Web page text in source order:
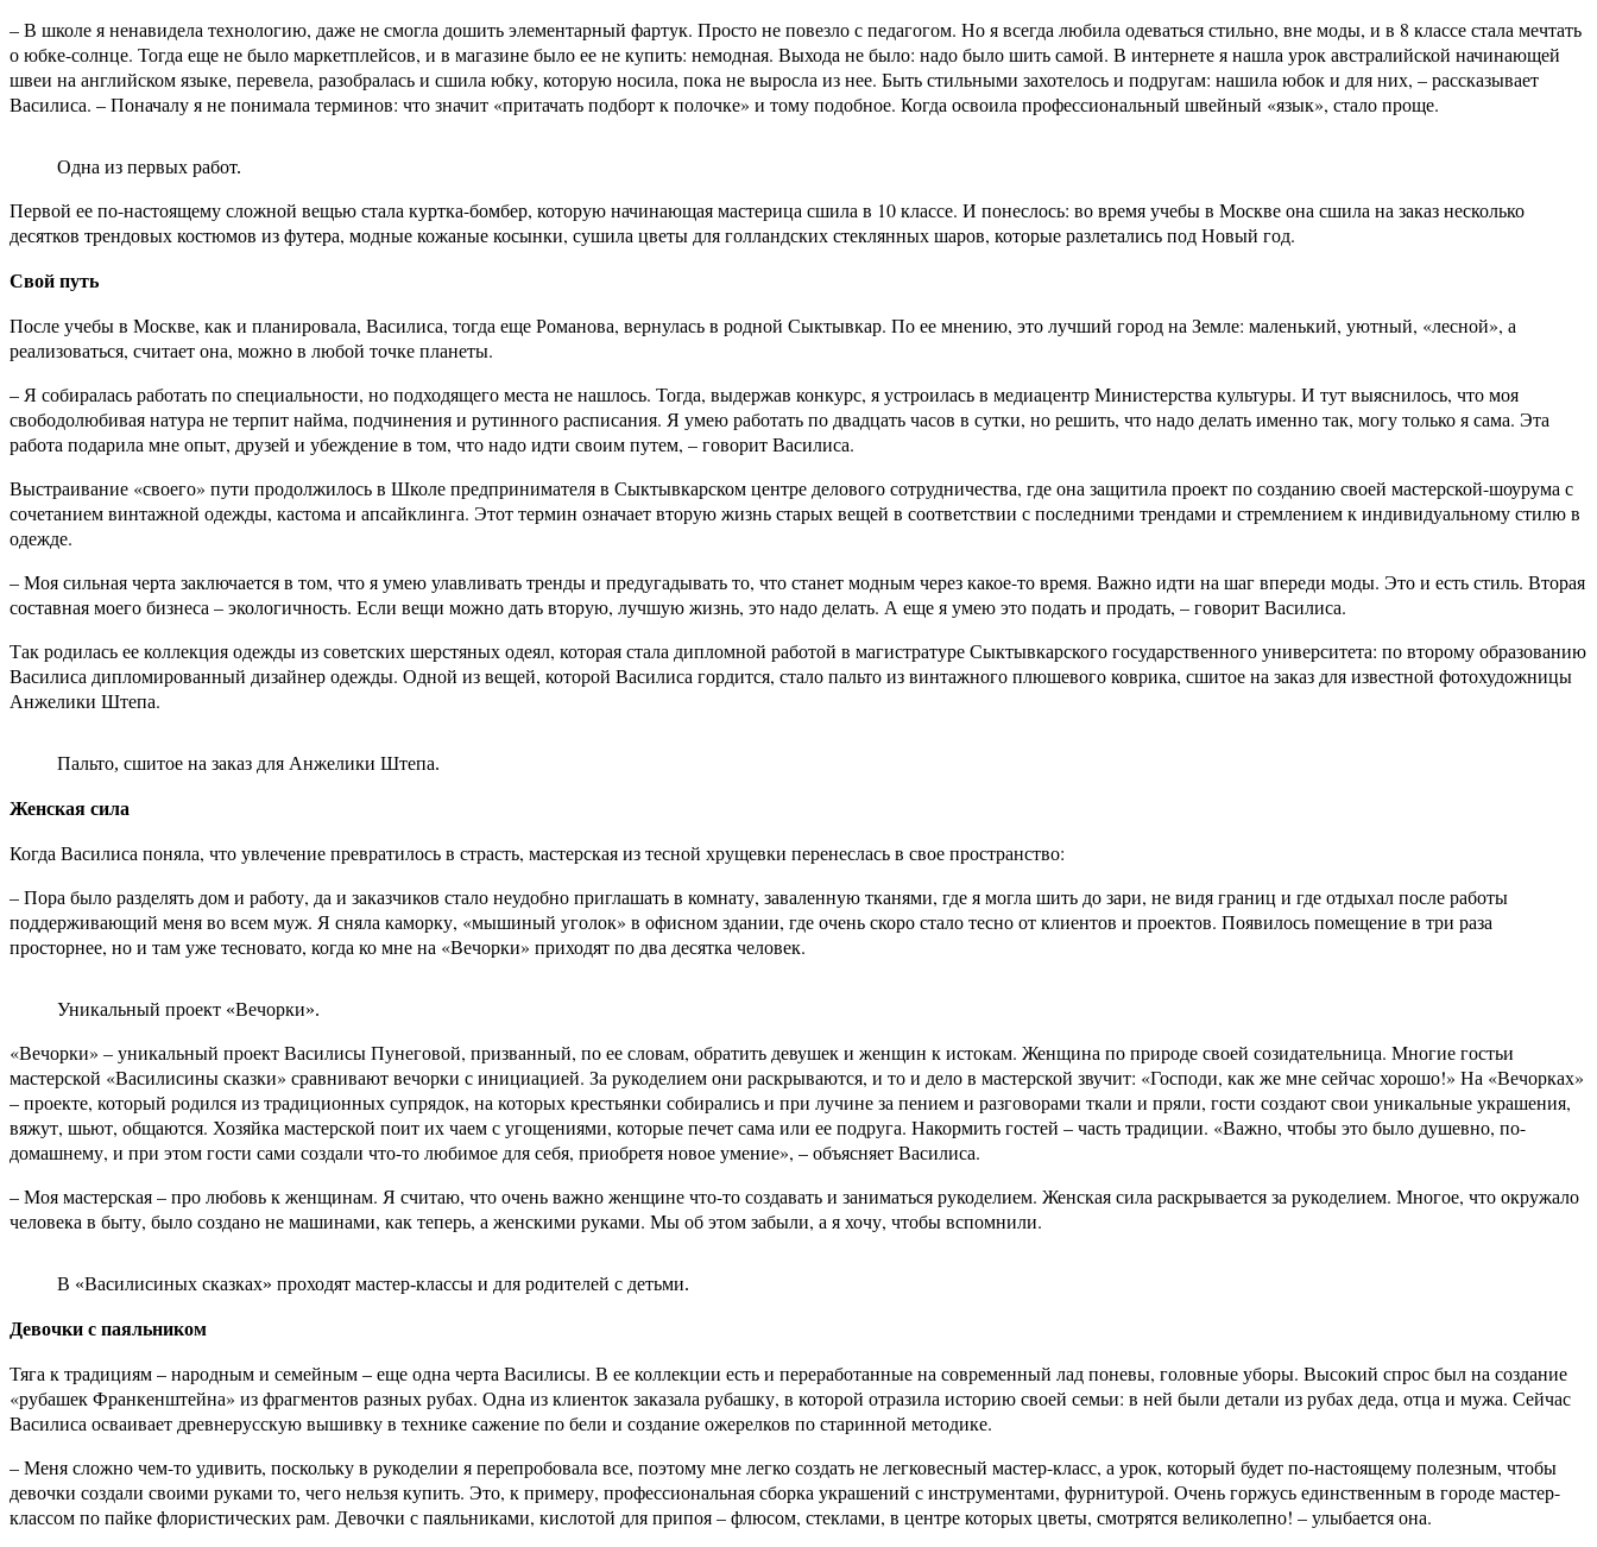
– В школе я ненавидела технологию, даже не смогла дошить элементарный фартук. Просто не повезло с педагогом. Но я всегда любила одеваться стильно, вне моды, и в 8 классе стала мечтать
о юбке-солнце. Тогда еще не было маркетплейсов, и в магазине было ее не купить: немодная. Выхода не было: надо было шить самой. В интернете я нашла урок австралийской начинающей
швеи на английском языке, перевела, разобралась и сшила юбку, которую носила, пока не выросла из нее. Быть стильными захотелось и подругам: нашила юбок и для них, – рассказывает
Василиса. – Поначалу я не понимала терминов: что значит «притачать подборт к полочке» и тому подобное. Когда освоила профессиональный швейный «язык», стало проще.
Одна из первых работ.
Первой ее по-настоящему сложной вещью стала куртка-бомбер, которую начинающая мастерица сшила в 10 классе. И понеслось: во время учебы в Москве она сшила на заказ несколько
десятков трендовых костюмов из футера, модные кожаные косынки, сушила цветы для голландских стеклянных шаров, которые разлетались под Новый год.
Свой путь
После учебы в Москве, как и планировала, Василиса, тогда еще Романова, вернулась в родной Сыктывкар. По ее мнению, это лучший город на Земле: маленький, уютный, «лесной», а
реализоваться, считает она, можно в любой точке планеты.
– Я собиралась работать по специальности, но подходящего места не нашлось. Тогда, выдержав конкурс, я устроилась в медиацентр Министерства культуры. И тут выяснилось, что моя
свободолюбивая натура не терпит найма, подчинения и рутинного расписания. Я умею работать по двадцать часов в сутки, но решить, что надо делать именно так, могу только я сама. Эта
работа подарила мне опыт, друзей и убеждение в том, что надо идти своим путем, – говорит Василиса.
Выстраивание «своего» пути продолжилось в Школе предпринимателя в Сыктывкарском центре делового сотрудничества, где она защитила проект по созданию своей мастерской-шоурума с
сочетанием винтажной одежды, кастома и апсайклинга. Этот термин означает вторую жизнь старых вещей в соответствии с последними трендами и стремлением к индивидуальному стилю в
одежде.
– Моя сильная черта заключается в том, что я умею улавливать тренды и предугадывать то, что станет модным через какое-то время. Важно идти на шаг впереди моды. Это и есть стиль. Вторая
составная моего бизнеса – экологичность. Если вещи можно дать вторую, лучшую жизнь, это надо делать. А еще я умею это подать и продать, – говорит Василиса.
Так родилась ее коллекция одежды из советских шерстяных одеял, которая стала дипломной работой в магистратуре Сыктывкарского государственного университета: по второму образованию
Василиса дипломированный дизайнер одежды. Одной из вещей, которой Василиса гордится, стало пальто из винтажного плюшевого коврика, сшитое на заказ для известной фотохудожницы
Анжелики Штепа.
Пальто, сшитое на заказ для Анжелики Штепа.
Женская сила
Когда Василиса поняла, что увлечение превратилось в страсть, мастерская из тесной хрущевки перенеслась в свое пространство:
– Пора было разделять дом и работу, да и заказчиков стало неудобно приглашать в комнату, заваленную тканями, где я могла шить до зари, не видя границ и где отдыхал после работы
поддерживающий меня во всем муж. Я сняла каморку, «мышиный уголок» в офисном здании, где очень скоро стало тесно от клиентов и проектов. Появилось помещение в три раза
просторнее, но и там уже тесновато, когда ко мне на «Вечорки» приходят по два десятка человек.
Уникальный проект «Вечорки».
«Вечорки» – уникальный проект Василисы Пунеговой, призванный, по ее словам, обратить девушек и женщин к истокам. Женщина по природе своей созидательница. Многие гостьи
мастерской «Василисины сказки» сравнивают вечорки с инициацией. За рукоделием они раскрываются, и то и дело в мастерской звучит: «Господи, как же мне сейчас хорошо!» На «Вечорках»
– проекте, который родился из традиционных супрядок, на которых крестьянки собирались и при лучине за пением и разговорами ткали и пряли, гости создают свои уникальные украшения,
вяжут, шьют, общаются. Хозяйка мастерской поит их чаем с угощениями, которые печет сама или ее подруга. Накормить гостей – часть традиции. «Важно, чтобы это было душевно, по-
домашнему, и при этом гости сами создали что-то любимое для себя, приобретя новое умение», – объясняет Василиса.
– Моя мастерская – про любовь к женщинам. Я считаю, что очень важно женщине что-то создавать и заниматься рукоделием. Женская сила раскрывается за рукоделием. Многое, что окружало
человека в быту, было создано не машинами, как теперь, а женскими руками. Мы об этом забыли, а я хочу, чтобы вспомнили.
В «Василисиных сказках» проходят мастер-классы и для родителей с детьми.
Девочки с паяльником
Тяга к традициям – народным и семейным – еще одна черта Василисы. В ее коллекции есть и переработанные на современный лад поневы, головные уборы. Высокий спрос был на создание
«рубашек Франкенштейна» из фрагментов разных рубах. Одна из клиенток заказала рубашку, в которой отразила историю своей семьи: в ней были детали из рубах деда, отца и мужа. Сейчас
Василиса осваивает древнерусскую вышивку в технике сажение по бели и создание ожерелков по старинной методике.
– Меня сложно чем-то удивить, поскольку в рукоделии я перепробовала все, поэтому мне легко создать не легковесный мастер-класс, а урок, который будет по-настоящему полезным, чтобы
девочки создали своими руками то, чего нельзя купить. Это, к примеру, профессиональная сборка украшений с инструментами, фурнитурой. Очень горжусь единственным в городе мастер-
классом по пайке флористических рам. Девочки с паяльниками, кислотой для припоя – флюсом, стеклами, в центре которых цветы, смотрятся великолепно! – улыбается она.